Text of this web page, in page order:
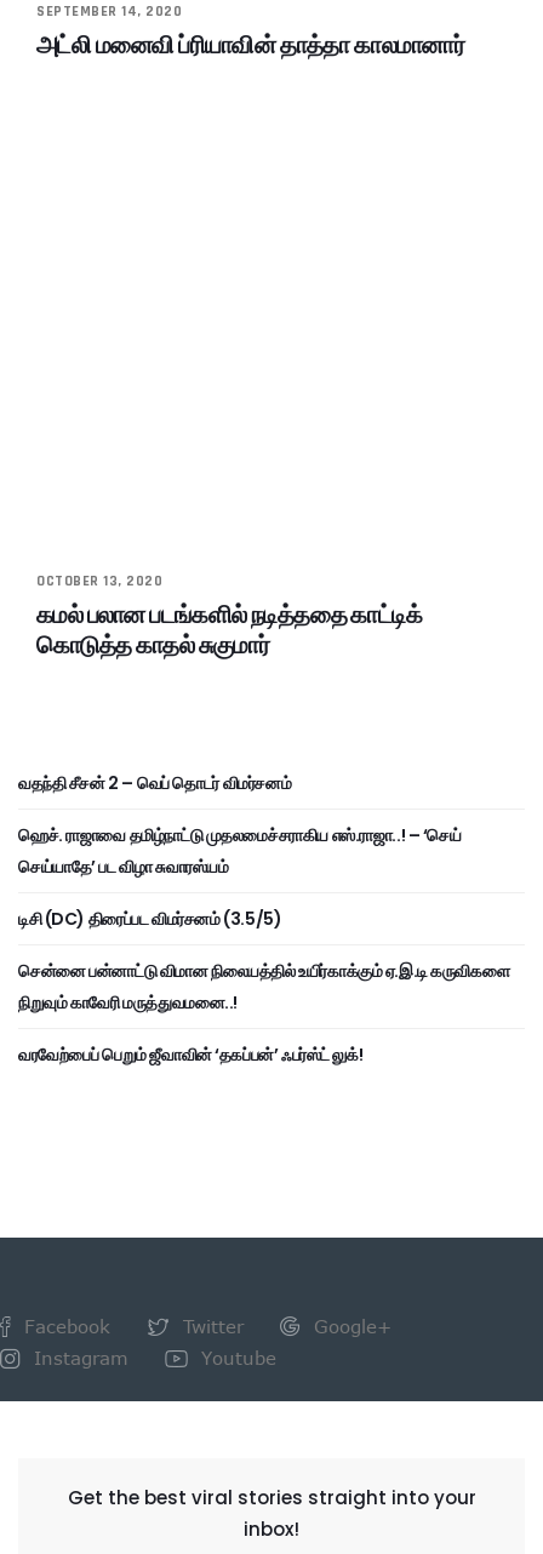
SEPTEMBER 14, 2020
அட்லி மனைவி ப்ரியாவின் தாத்தா காலமானார்
OCTOBER 13, 2020
கமல் பலான படங்களில் நடித்ததை காட்டிக்
கொடுத்த காதல் சுகுமார்
வதந்தி சீசன் 2 – வெப் தொடர் விமர்சனம்
ஹெச். ராஜாவை தமிழ்நாட்டு முதலமைச்சராகிய எஸ்.ராஜா..! – ‘செய்
செய்யாதே’ பட விழா சுவாரஸ்யம்
டிசி (DC) திரைப்பட விமர்சனம் (3.5/5)
சென்னை பன்னாட்டு விமான நிலையத்தில் உயிர்காக்கும் ஏ.இ.டி கருவிகளை
நிறுவும் காவேரி மருத்துவமனை..!
வரவேற்பைப் பெறும் ஜீவாவின் ‘தகப்பன்’ ஃபர்ஸ்ட் லுக்!
Facebook Twitter
Google+
Instagram
Youtube
Get the best viral stories straight into your
inbox!